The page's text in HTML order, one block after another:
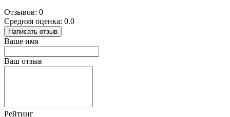
Отзывов: 0
Средняя оценка: 0.0
Написать отзыв
Ваше имя
Ваш отзыв
Рейтинг